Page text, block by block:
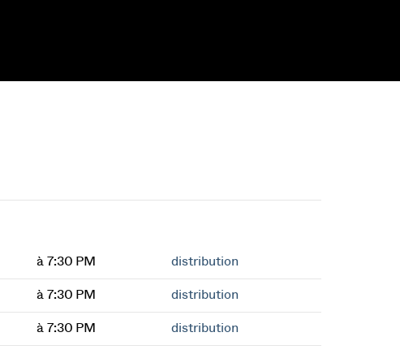
à 7:30 PM distribution
à 7:30 PM distribution
à 7:30 PM distribution